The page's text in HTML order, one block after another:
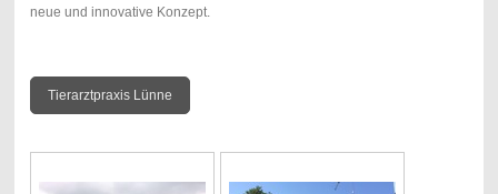
neue und innovative Konzept.
Tierarztpraxis Lünne